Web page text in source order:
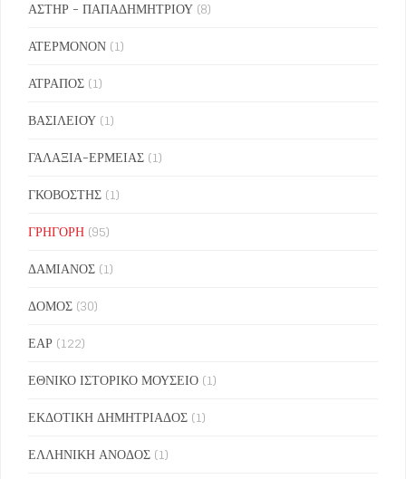
ΑΣΤΗΡ - ΠΑΠΑΔΗΜΗΤΡΙΟΥ (8)
ΑΤΕΡΜΟΝΟΝ (1)
ΑΤΡΑΠΟΣ (1)
ΒΑΣΙΛΕΙΟΥ (1)
ΓΑΛΑΞΙΑ-ΕΡΜΕΙΑΣ (1)
ΓΚΟΒΟΣΤΗΣ (1)
ΓΡΗΓΟΡΗ (95)
ΔΑΜΙΑΝΟΣ (1)
ΔΟΜΟΣ (30)
ΕΑΡ (122)
ΕΘΝΙΚΟ ΙΣΤΟΡΙΚΟ ΜΟΥΣΕΙΟ (1)
ΕΚΔΟΤΙΚΗ ΔΗΜΗΤΡΙΑΔΟΣ (1)
ΕΛΛΗΝΙΚΗ ΑΝΟΔΟΣ (1)